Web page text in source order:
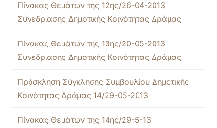
Πίνακας Θεμάτων της 12ης/26-04-2013
Συνεδρίασης Δημοτικής Κοινότητας Δράμας
Πίνακας Θεμάτων της 13ης/20-05-2013
Συνεδρίασης Δημοτικής Κοινότητας Δράμας
Πρόσκληση Σύγκλησης Συμβουλίου Δημοτικής
Κοινότητας Δράμας 14/29-05-2013
Πίνακας Θεμάτων της 14ης/29-5-13